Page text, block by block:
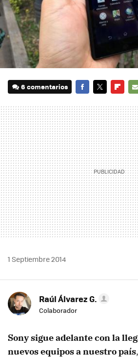
6 comentarios
1 Septiembre 2014
Raúl Álvarez G.
Colaborador
Sony sigue adelante con la
nuevos equipos a nuestro país